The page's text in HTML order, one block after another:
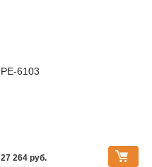
PE-6103
27 264 pуб.